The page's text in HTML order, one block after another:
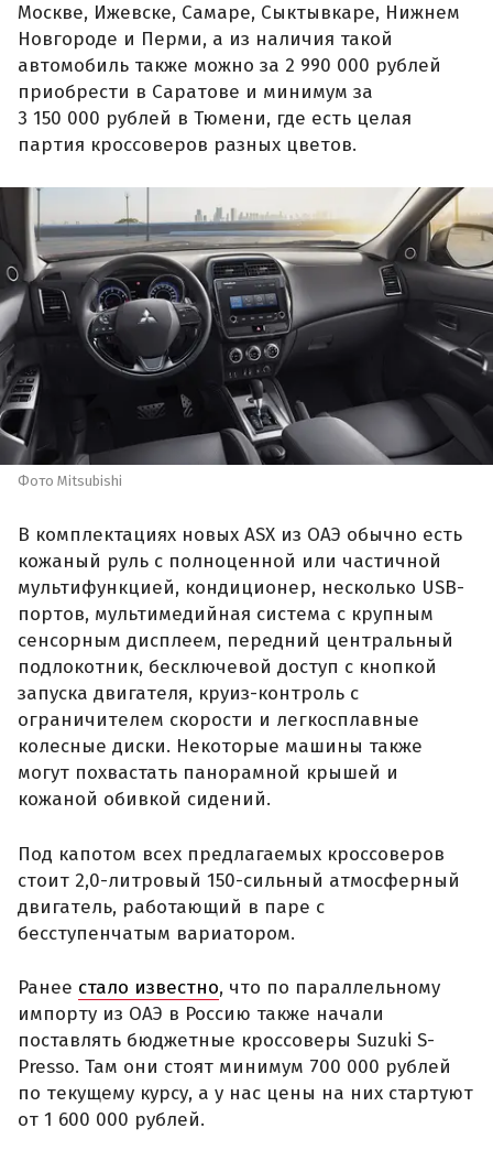
Москве, Ижевске, Самаре, Сыктывкаре, Нижнем
Новгороде и Перми, а из наличия такой
автомобиль также можно за 2 990 000 рублей
приобрести в Саратове и минимум за
3 150 000 рублей в Тюмени, где есть целая
партия кроссоверов разных цветов.
Фото Mitsubishi
В комплектациях новых ASX из ОАЭ обычно есть
кожаный руль с полноценной или частичной
мультифункцией, кондиционер, несколько USB-
портов, мультимедийная система с крупным
сенсорным дисплеем, передний центральный
подлокотник, бесключевой доступ с кнопкой
запуска двигателя, круиз-контроль с
ограничителем скорости и легкосплавные
колесные диски. Некоторые машины также
могут похвастать панорамной крышей и
кожаной обивкой сидений.
Под капотом всех предлагаемых кроссоверов
стоит 2,0-литровый 150-сильный атмосферный
двигатель, работающий в паре с
бесступенчатым вариатором.
Ранее стало известно, что по параллельному
импорту из ОАЭ в Россию также начали
поставлять бюджетные кроссоверы Suzuki S-
Presso. Там они стоят минимум 700 000 рублей
по текущему курсу, а у нас цены на них стартуют
от 1 600 000 рублей.